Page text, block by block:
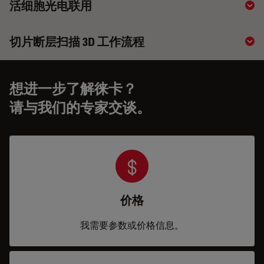
活细胞光电联用
切片断层扫描 3D 工作流程
想进一步了解徕卡？
请与我们的专家交谈。
价格
我需要参数或价格信息。